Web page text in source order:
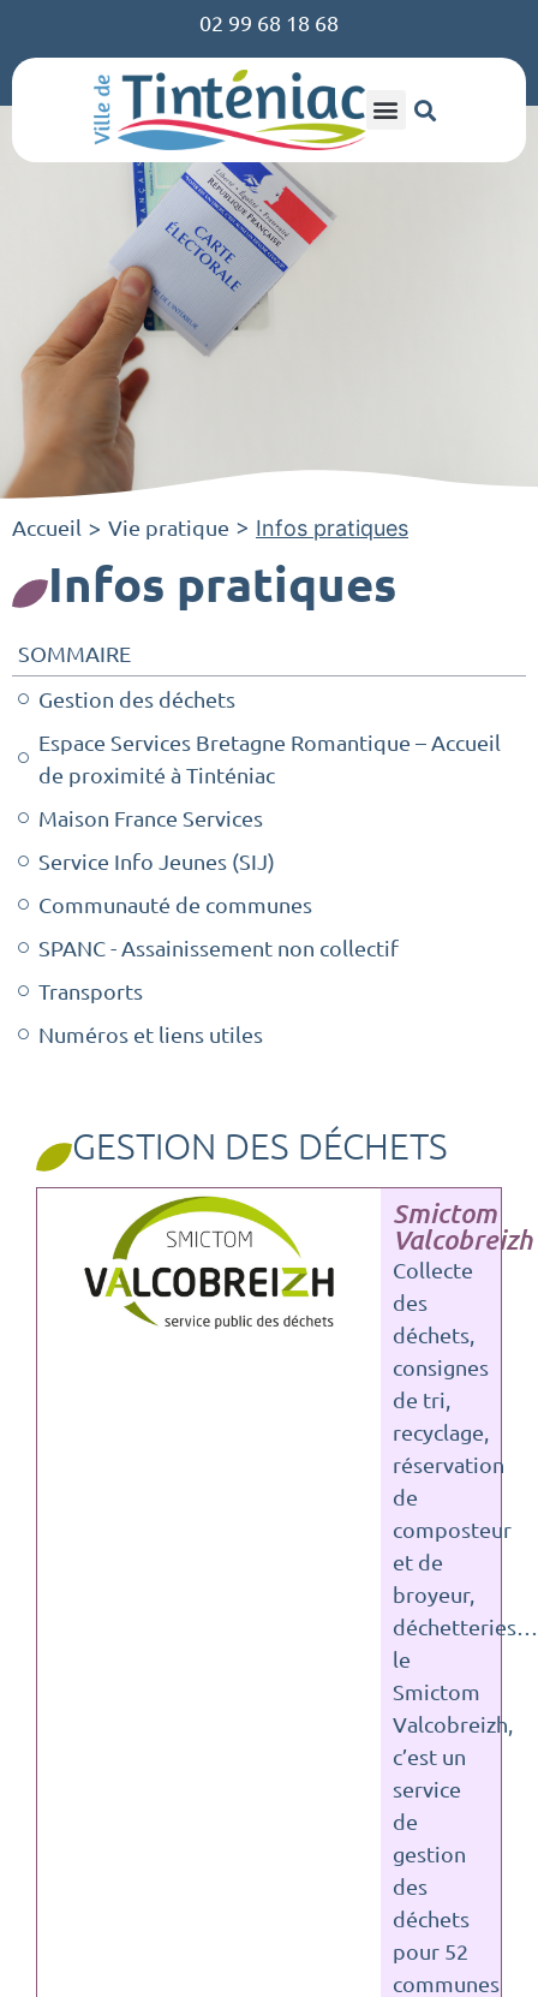
02 99 68 18 68
Accueil > Vie pratique > Infos pratiques
Infos pratiques
SOMMAIRE
Gestion des déchets
Espace Services Bretagne Romantique – Accueil
de proximité à Tinténiac
Maison France Services
Service Info Jeunes (SIJ)
Communauté de communes
SPANC - Assainissement non collectif
Transports
Numéros et liens utiles
GESTION DES DÉCHETS
Smictom
Valcobreizh
Collecte
des
déchets,
consignes
de tri,
recyclage,
réservation
de
composteur
et de
broyeur,
déchetteries…
le
Smictom
Valcobreizh,
c’est un
service
de
gestion
des
déchets
pour 52
communes